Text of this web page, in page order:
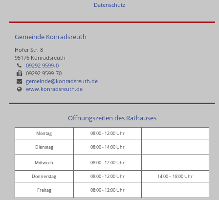
Datenschutz
Gemeinde Konradsreuth
Hofer Str. 8
95176 Konradsreuth
09292 9599-0
09292 9599-70
gemeinde@konradsreuth.de
www.konradsreuth.de
Öffnungszeiten des Rathauses
Montag 08:00 - 12:00 Uhr
Dienstag 08:00 - 14:00 Uhr
Mittwoch 08:00 - 12:00 Uhr
Donnerstag 08:00 - 12:00 Uhr 14:00 – 18:00 Uhr
Freitag 08:00 - 12:00 Uhr